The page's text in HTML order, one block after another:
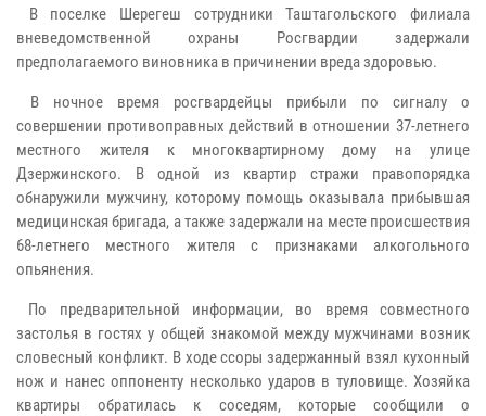
В поселке Шерегеш сотрудники Таштагольского филиала
вневедомственной охраны Росгвардии задержали
предполагаемого виновника в причинении вреда здоровью.
В ночное время росгвардейцы прибыли по сигналу о
совершении противоправных действий в отношении 37-летнего
местного жителя к многоквартирному дому на улице
Дзержинского. В одной из квартир стражи правопорядка
обнаружили мужчину, которому помощь оказывала прибывшая
медицинская бригада, а также задержали на месте происшествия
68-летнего местного жителя с признаками алкогольного
опьянения.
По предварительной информации, во время совместного
застолья в гостях у общей знакомой между мужчинами возник
словесный конфликт. В ходе ссоры задержанный взял кухонный
нож и нанес оппоненту несколько ударов в туловище. Хозяйка
квартиры обратилась к соседям, которые сообщили о